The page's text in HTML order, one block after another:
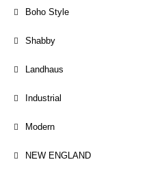
Boho Style
Shabby
Landhaus
Industrial
Modern
NEW ENGLAND